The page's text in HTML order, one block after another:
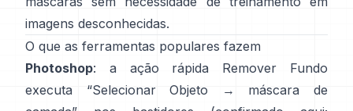
imagens desconhecidas.
O que as ferramentas populares fazem
Photoshop: a ação rápida Remover Fundo
executa “Selecionar Objeto → máscara de